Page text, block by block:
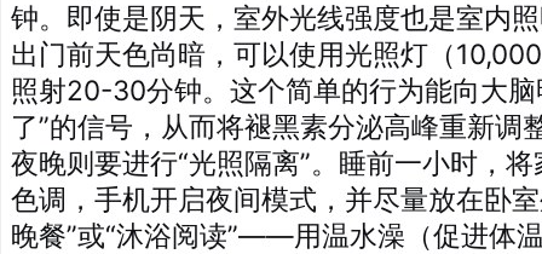
钟。即使是阴天，室外光线强度也是室内
出门前天色尚暗，可以使用光照灯（
照射20-30分钟。这个简单的行为能向大
了”的信号，从而将褪黑素分泌高峰重新调
夜晚则要进行“光照隔离”。睡前一小时，
色调，手机开启夜间模式，并尽量放在卧
晚餐”或“沐浴阅读”——用温水澡（促进体